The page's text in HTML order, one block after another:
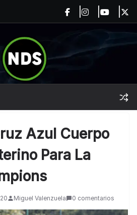
Azul Cuerpo
Para La
Miguel Valenzuela 0 comentarios